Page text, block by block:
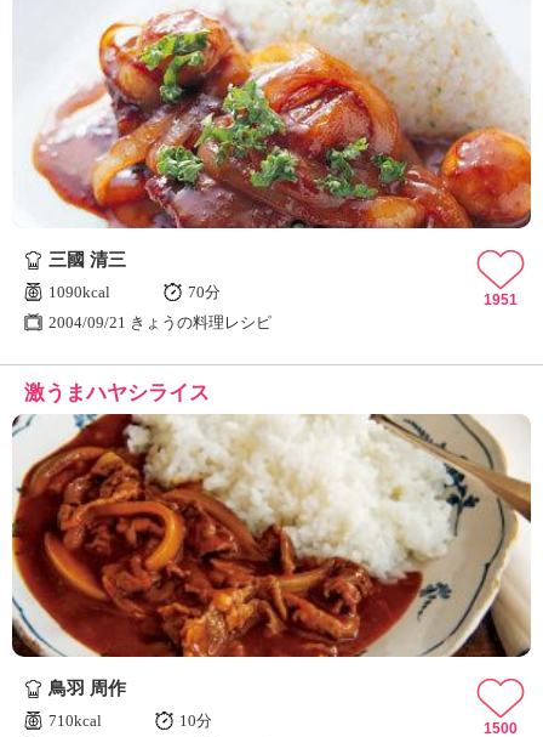
三國 清三
1090kcal
70分
2004/09/21 きょうの料理レシピ
1951
激うまハヤシライス
鳥羽 周作
710kcal
10分
1500